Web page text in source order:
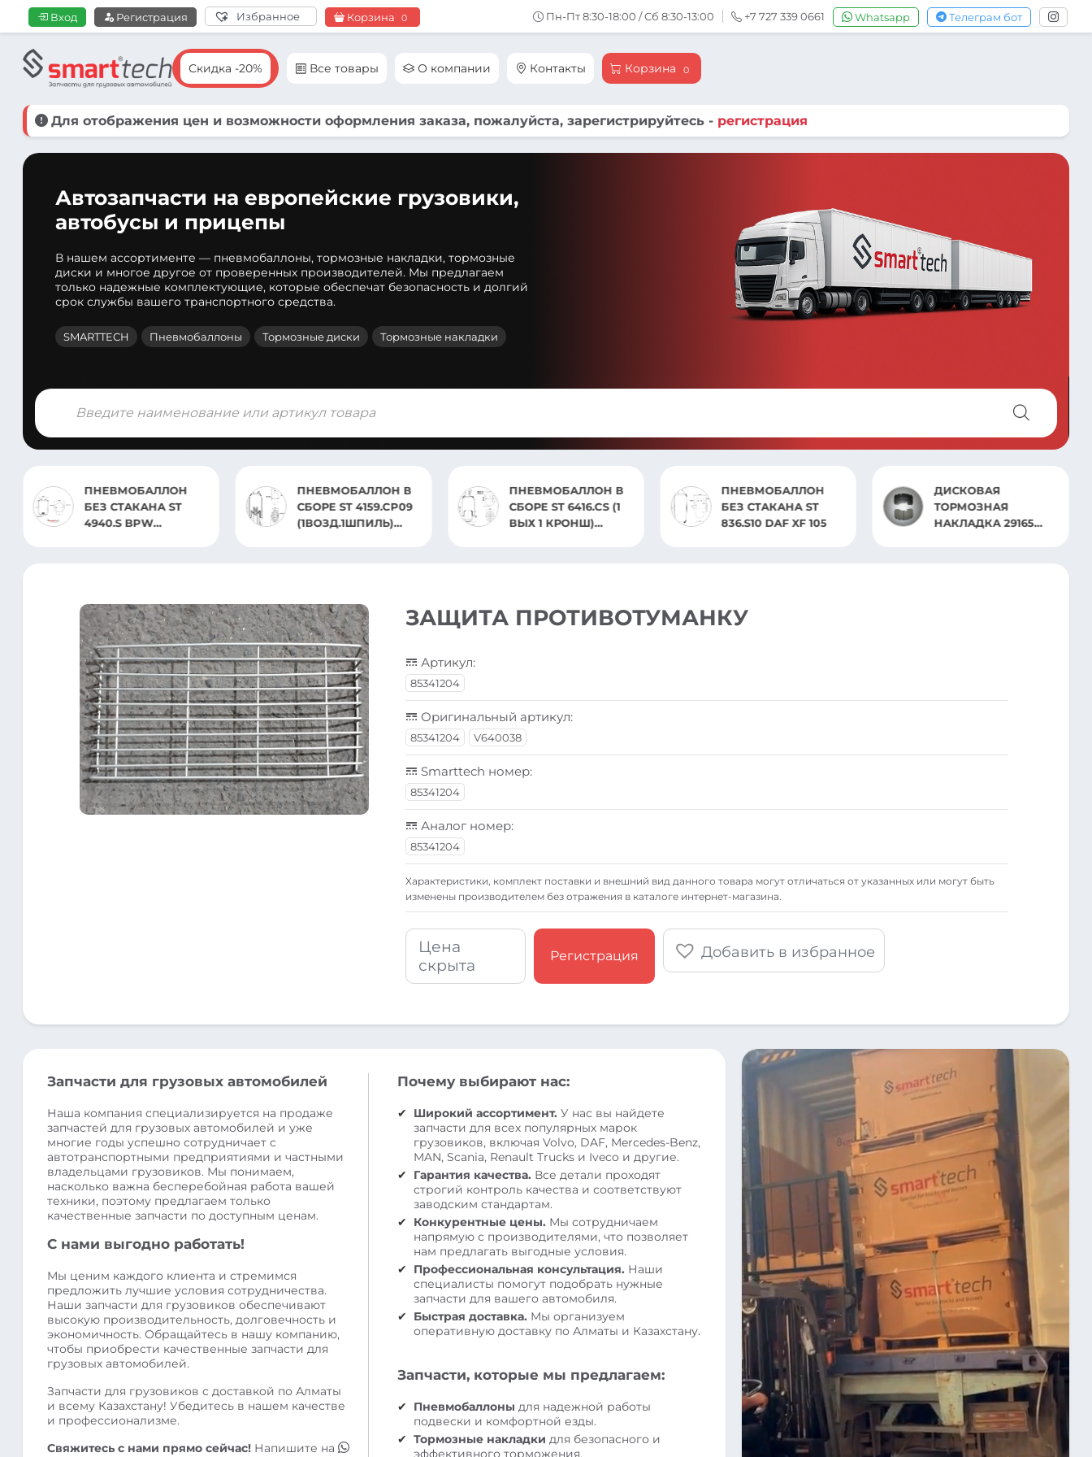
Вход Регистрация Избранное Корзина 0 Пн-Пт 8:30-18:00 / Сб 8:30-13:00 +7 727 339 0661 Whatsapp Телеграм бот
Скидка -20% Все товары О компании Контакты Корзина 0
Для отображения цен и возможности оформления заказа, пожалуйста, зарегистрируйтесь - регистрация
Автозапчасти на европейские грузовики,
автобусы и прицепы
В нашем ассортименте — пневмобаллоны, тормозные накладки, тормозные
диски и многое другое от проверенных производителей. Мы предлагаем
только надежные комплектующие, которые обеспечат безопасность и долгий
срок службы вашего транспортного средства.
SMARTTECH Пневмобаллоны Тормозные диски Тормозные накладки
Поиск
товаров
ПНЕВМОБАЛЛОН
БЕЗ СТАКАНА ST
4940.S BPW
ПНЕВМОБАЛЛОН В
СБОРЕ ST 4159.CP09
(1ВОЗД.1ШПИЛЬ)
ПНЕВМОБАЛЛОН В
СБОРЕ ST 6416.CS (1
ВЫХ 1 КРОНШ)
ПНЕВМОБАЛЛОН
БЕЗ СТАКАНА ST
836.S10 DAF XF 105
ДИСКОВАЯ
ТОРМОЗНАЯ
НАКЛАДКА 29165
ЗАЩИТА ПРОТИВОТУМАНКУ
Артикул:
85341204
Оригинальный артикул:
85341204 V640038
Smarttech номер:
85341204
Аналог номер:
85341204
Xарактеристики, комплект поставки и внешний вид данного товара могут отличаться от указанных или могут быть
изменены производителем без отражения в каталоге интернет-магазина.
Цена
скрыта
Регистрация Добавить в избранное
Запчасти для грузовых автомобилей
Наша компания специализируется на продаже
запчастей для грузовых автомобилей и уже
многие годы успешно сотрудничает с
автотранспортными предприятиями и частными
владельцами грузовиков. Мы понимаем,
насколько важна бесперебойная работа вашей
техники, поэтому предлагаем только
качественные запчасти по доступным ценам.
С нами выгодно работать!
Мы ценим каждого клиента и стремимся
предложить лучшие условия сотрудничества.
Наши запчасти для грузовиков обеспечивают
высокую производительность, долговечность и
экономичность. Обращайтесь в нашу компанию,
чтобы приобрести качественные запчасти для
грузовых автомобилей.
Запчасти для грузовиков с доставкой по Алматы
и всему Казахстану! Убедитесь в нашем качестве
и профессионализме.
Свяжитесь с нами прямо сейчас! Напишите на
Почему выбирают нас:
Широкий ассортимент. У нас вы найдете
запчасти для всех популярных марок
грузовиков, включая Volvo, DAF, Mercedes-Benz,
MAN, Scania, Renault Trucks и Iveco и другие.
Гарантия качества. Все детали проходят
строгий контроль качества и соответствуют
заводским стандартам.
Конкурентные цены. Мы сотрудничаем
напрямую с производителями, что позволяет
нам предлагать выгодные условия.
Профессиональная консультация. Наши
специалисты помогут подобрать нужные
запчасти для вашего автомобиля.
Быстрая доставка. Мы организуем
оперативную доставку по Алматы и Казахстану.
Запчасти, которые мы предлагаем:
Пневмобаллоны для надежной работы
подвески и комфортной езды.
Тормозные накладки для безопасного и
эффективного торможения.